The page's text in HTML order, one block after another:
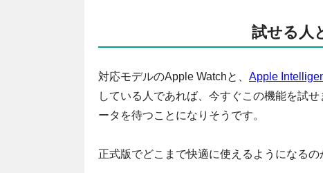
試せる人
対応モデルのApple Watchと、 Apple
している人であれば、今すぐこの機能を試
ータを待つことになりそうです。
正式版でどこまで快適に使えるようになるの